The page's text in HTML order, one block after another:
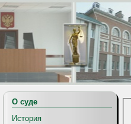
О суде
История